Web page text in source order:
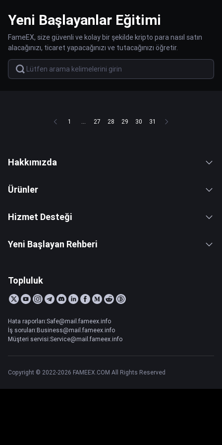
Yeni Başlayanlar Eğitimi
FameEX, size güvenli ve kolay bir şekilde kripto para nasıl satın
alacağınızı, ticaret yapacağınızı ve tutacağınızı öğretir.
1 ... 27 28 29 30 31
Hakkımızda
Ürünler
Hizmet Desteği
Yeni Başlayan Rehberi
Topluluk
Hata raporları:Safe@mail.fameex.info
İş soruları:Business@mail.fameex.info
Müşteri servisi:Service@mail.fameex.info
Copyright © 2022-2026 FAMEEX.COM All Rights Reserved